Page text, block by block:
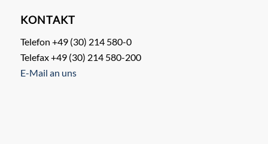
KONTAKT
Telefon +49 (30) 214 580-0
Telefax +49 (30) 214 580-200
E-Mail an uns